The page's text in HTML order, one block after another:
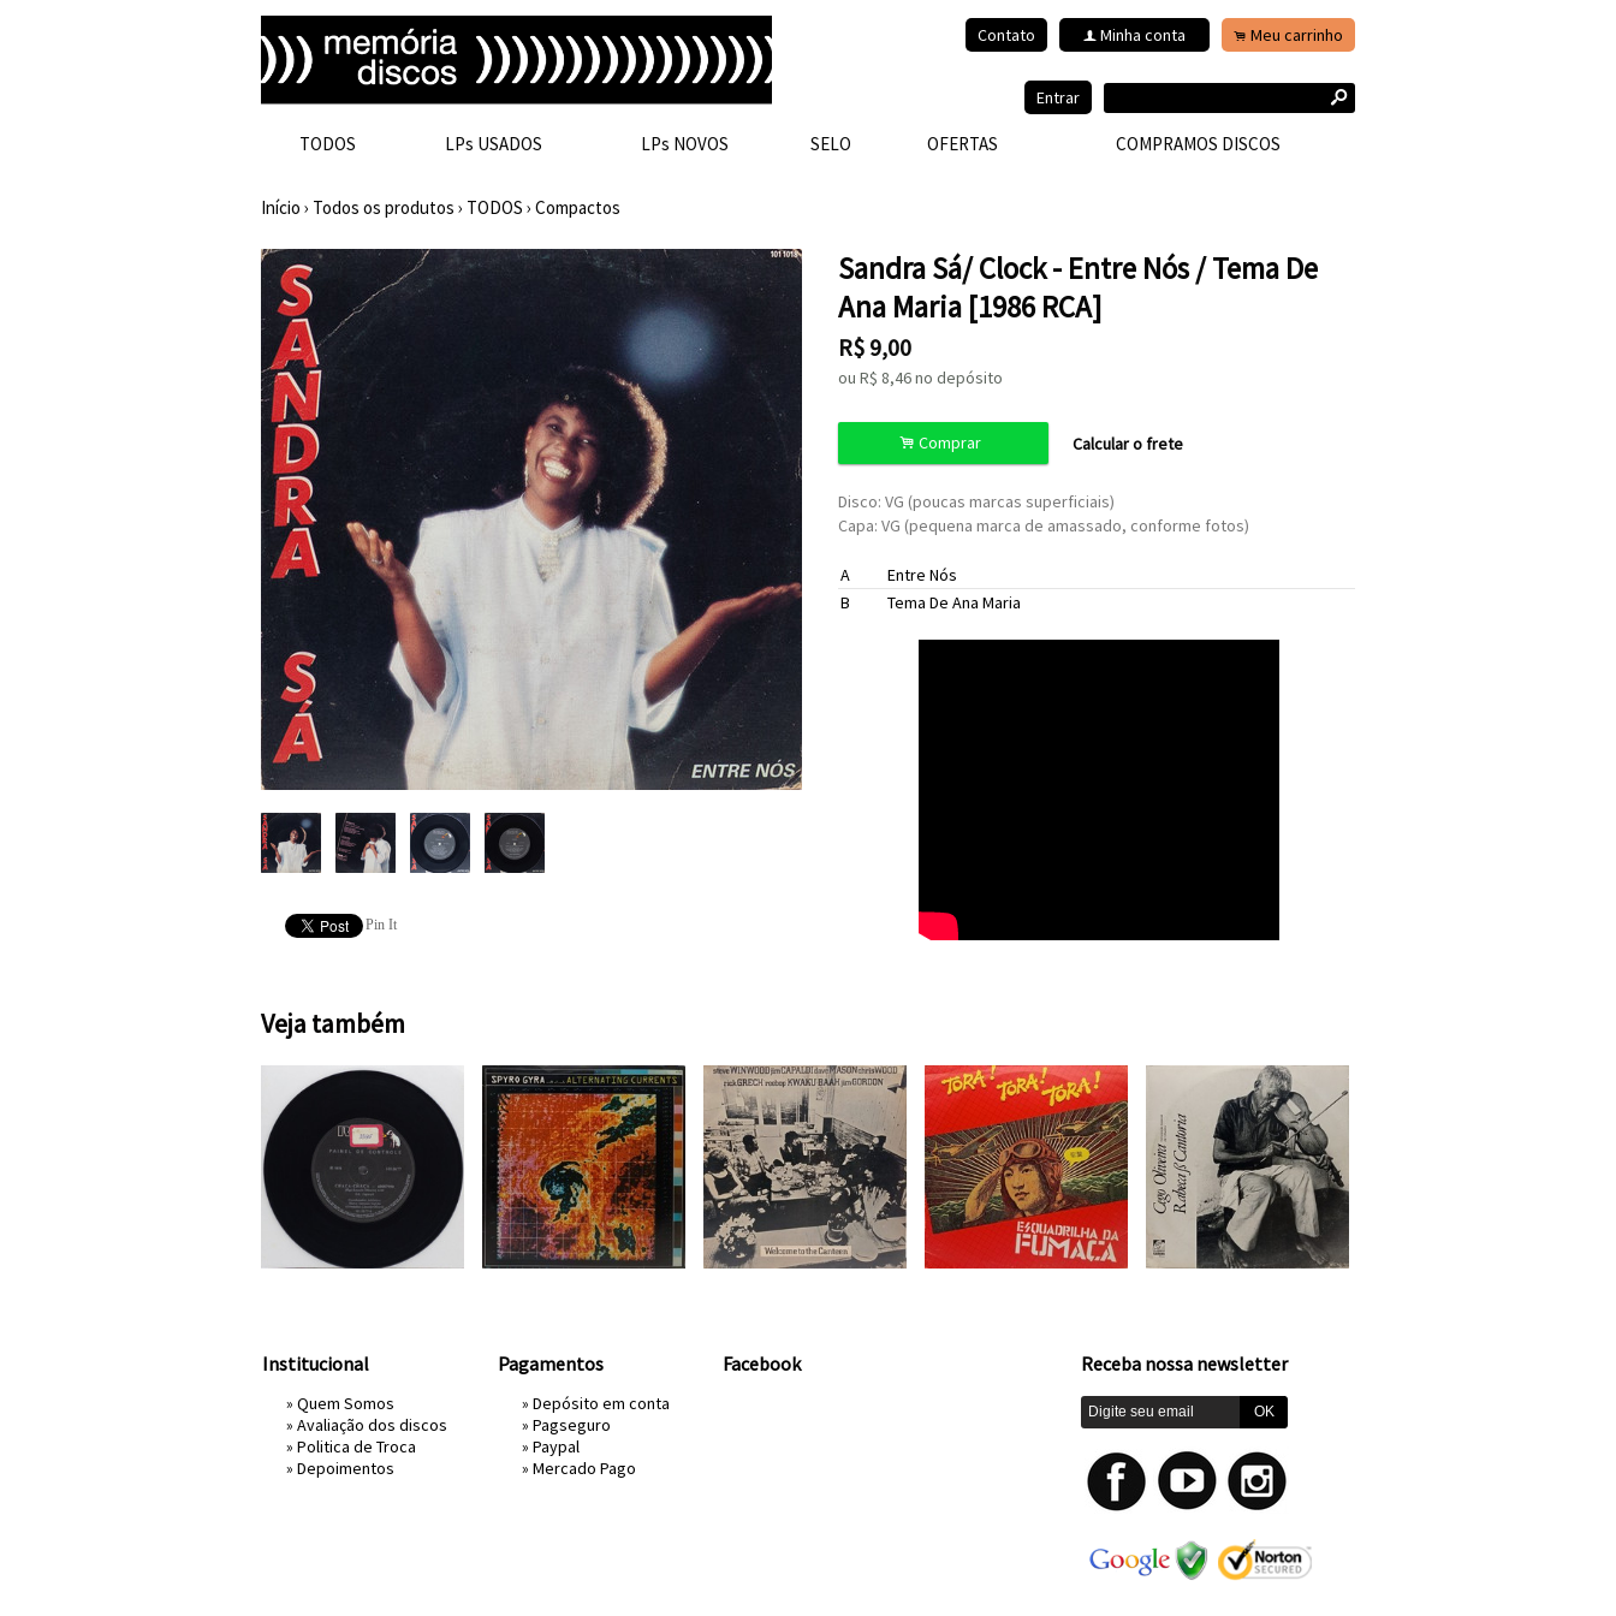
Contato f Minha conta . Meu carrinho
Entrar s
TODOS LPs USADOS LPs NOVOS SELO OFERTAS COMPRAMOS DISCOS
Início › Todos os produtos › TODOS › Compactos
Pin It
Sandra Sá/ Clock - Entre Nós / Tema De
Ana Maria [1986 RCA]
R$ 9,00
ou R$ 8,46no depósito
. Comprar Calcular o frete
Disco: VG (poucas marcas superficiais)
Capa: VG (pequena marca de amassado, conforme fotos)
A Entre Nós
Michael Sullivan - Paulo Massadas
B Tema De Ana Maria
Veja também
Institucional
» Quem Somos
» Avaliação dos discos
» Politica de Troca
» Depoimentos
Pagamentos
» Depósito em conta
» Pagseguro
» Paypal
» Mercado Pago
Facebook Receba nossa newsletter